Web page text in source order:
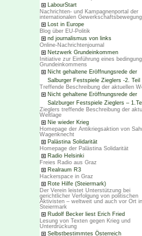
LabourStart
Nachrichten- und Kampagnenportal der
internationalen Gewerkschaftsbewegung
Lost in Europe
Blog über EU-Politik
nd journalismus von links
Online-Nachrichtenjournal
Netzwerk Grundeinkommen
Initiative zur Einführung eines
Grundeinkommens
Nicht gehaltene Eröffnungsrede der
Salburger Festspiele Zieglers -2. Teil
Treffende Beschreibung der aktuellen
Nicht gehaltene Eröffnungsrede der
Salzburger Festspiele Zieglers –
Zieglers treffende Beschreibung der
Weltlage
Nie wieder Krieg
Homepage der Antikriegsaktion von
Wagenknecht
Palästina Solidarität
Homepage der Palästina Solidarität
Radio Helsinki
Freies Radio aus Graz
Realraum R3
Hackerspace in Graz
Rote Hilfe (Steiermark)
Der Verein leistet Unterstützung bei
gerichtlicher Verfolgung von politischen
Aktivisten – weltweit und auch vor Ort
Steiermark
Rudolf Becker liest Erich Fried
Lesung von Texten gegen Krieg und
Unterdrückung
Selbstbestimmtes Österreich